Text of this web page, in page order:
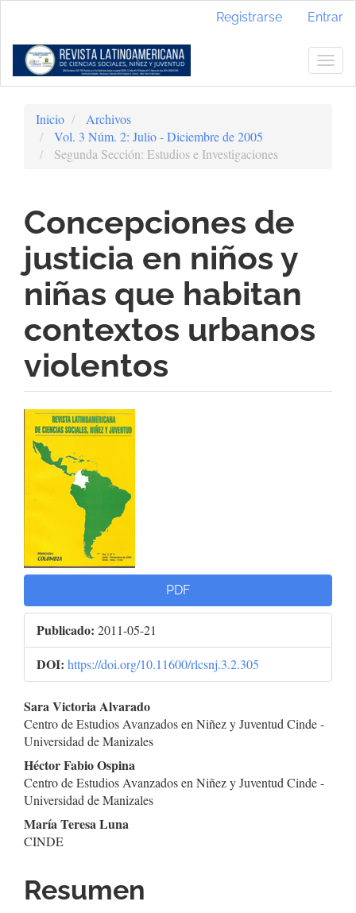
Contenido
principal
Barra
Registrarse Entrar
Inicio
Archivos
Vol. 3 Núm. 2: Julio - Diciembre de 2005
Segunda Sección: Estudios e Investigaciones
Concepciones de
justicia en niños y
niñas que habitan
contextos urbanos
violentos
Barra
lateral
del
artículo
PDF
Publicado: 2011-05-21
DOI: https://doi.org/10.11600/rlcsnj.3.2.305
Contenido
principal
del
artículo
Sara Victoria Alvarado
Centro de Estudios Avanzados en Niñez y Juventud Cinde -
Universidad de Manizales
Héctor Fabio Ospina
Centro de Estudios Avanzados en Niñez y Juventud Cinde -
Universidad de Manizales
María Teresa Luna
CINDE
Resumen